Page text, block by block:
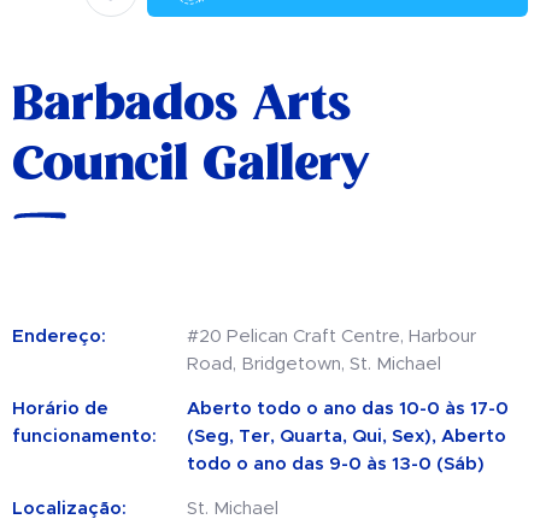
Barbados Arts
Council Gallery
Endereço:
#20 Pelican Craft Centre, Harbour
Road, Bridgetown, St. Michael
Horário de
funcionamento:
Aberto todo o ano das 10-0 às 17-0
(Seg, Ter, Quarta, Qui, Sex), Aberto
todo o ano das 9-0 às 13-0 (Sáb)
Localização: St. Michael